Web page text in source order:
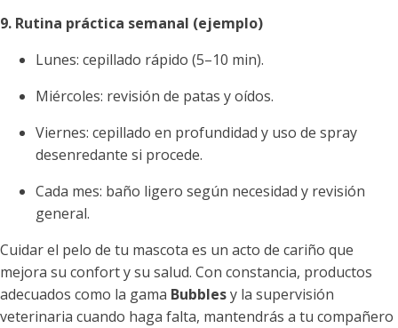
9. Rutina práctica semanal (ejemplo)
Lunes: cepillado rápido (5–10 min).
Miércoles: revisión de patas y oídos.
Viernes: cepillado en profundidad y uso de spray
desenredante si procede.
Cada mes: baño ligero según necesidad y revisión
general.
Cuidar el pelo de tu mascota es un acto de cariño que
mejora su confort y su salud. Con constancia, productos
adecuados como la gama Bubblesy la supervisión
veterinaria cuando haga falta, mantendrás a tu compañero